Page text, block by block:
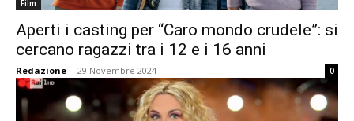
Film
Aperti i casting per “Caro mondo crudele”: si
cercano ragazzi tra i 12 e i 16 anni
Redazione - 29 Novembre 2024 0